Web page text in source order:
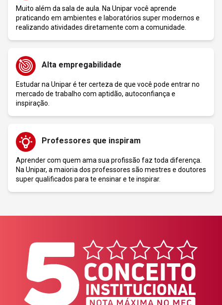
Muito além da sala de aula. Na Unipar você aprende
praticando em ambientes e laboratórios super modernos e
realizando atividades diretamente com a comunidade.
Alta empregabilidade
Estudar na Unipar é ter certeza de que você pode entrar no
mercado de trabalho com aptidão, autoconfiança e
inspiração.
Professores que inspiram
Aprender com quem ama sua profissão faz toda diferença.
Na Unipar, a maioria dos professores são mestres e doutores
super qualificados para te ensinar e te inspirar.